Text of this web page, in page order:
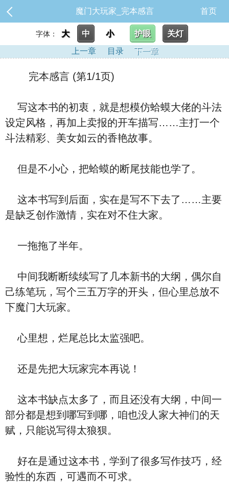
魔门大玩家_完本感言 首页
字体： 大 中 小 护眼
关灯
上一章
目录 下一章
完本感言 (第1/1页)
写这本书的初衷，就是想模仿蛤蟆大佬的斗法
设定风格，再加上卖报的开车描写……主打一个
斗法精彩、美女如云的香艳故事。
但是不小心，把蛤蟆的断尾技能也学了。
这本书写到后面，实在是写不下去了……主要
是缺乏创作激情，实在对不住大家。
一拖拖了半年。
中间我断断续续写了几本新书的大纲，偶尔自
己练笔玩，写个三五万字的开头，但心里总放不
下魔门大玩家。
心里想，烂尾总比太监强吧。
还是先把大玩家完本再说！
这本书缺点太多了，而且还没有大纲，中间一
部分都是想到哪写到哪，咱也没人家大神们的天
赋，只能说写得太狼狈。
好在是通过这本书，学到了很多写作技巧，经
验性的东西，可遇而不可求。